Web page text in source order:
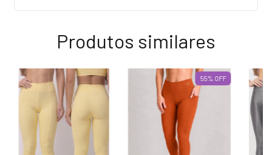
Produtos similares
55% OFF